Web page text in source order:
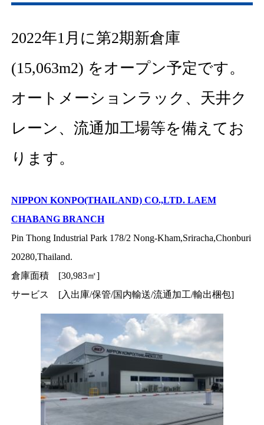
2022年1月に第2期新倉庫
(15,063m2) をオープン予定です。
オートメーションラック、天井ク
レーン、流通加工場等を備えてお
ります。
NIPPON KONPO(THAILAND) CO.,LTD. LAEM
CHABANG BRANCH
Pin Thong Industrial Park 178/2 Nong-Kham,Sriracha,Chonburi
20280,Thailand.
倉庫面積 [30,983㎡]
サービス [入出庫/保管/国内輸送/流通加工/輸出梱包]